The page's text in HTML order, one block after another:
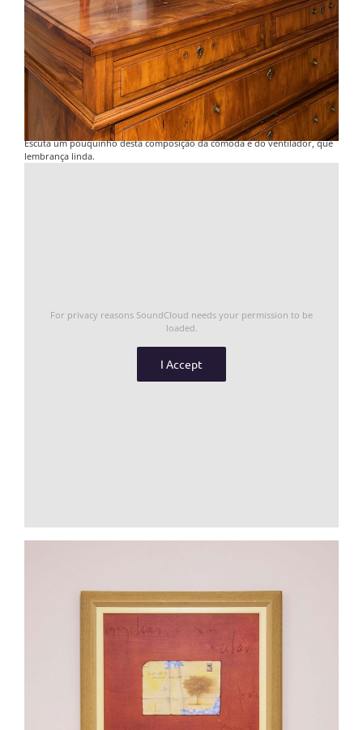
Escuta um pouquinho desta composição da cômoda e do ventilador, que
lembrança linda.
For privacy reasons SoundCloud needs your permission to be
loaded.
I Accept